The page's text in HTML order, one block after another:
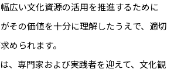
広い文化資源の活用を推進するために
その価値を十分に理解したうえで、適切
められます。
、専門家および実践者を迎えて、文化観